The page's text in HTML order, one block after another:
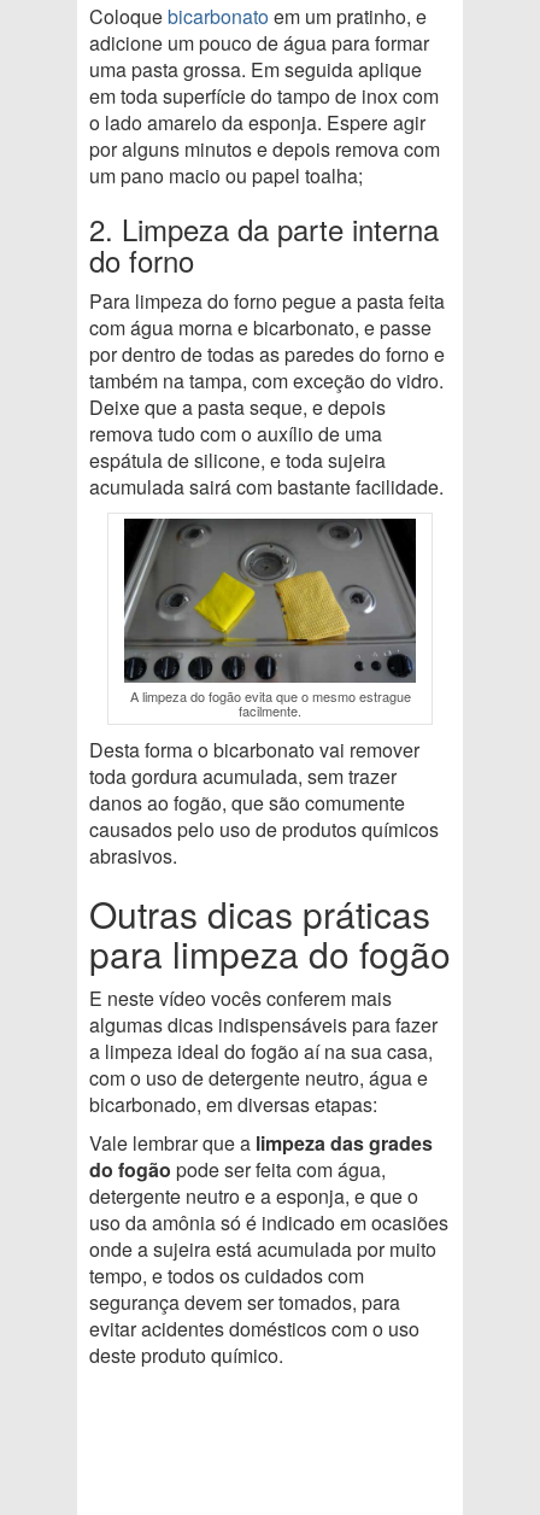
Coloquebicarbonatoem um pratinho, e
adicione um pouco de água para formar
uma pasta grossa. Em seguida aplique
em toda superfície do tampo de inox com
o lado amarelo da esponja. Espere agir
por alguns minutos e depois remova com
um pano macio ou papel toalha;
2. Limpeza da parte interna
do forno
Para limpeza do forno pegue a pasta feita
com água morna e bicarbonato, e passe
por dentro de todas as paredes do forno e
também na tampa, com exceção do vidro.
Deixe que a pasta seque, e depois
remova tudo com o auxílio de uma
espátula de silicone, e toda sujeira
acumulada sairá com bastante facilidade.
A limpeza do fogão evita que o mesmo estrague
facilmente.
Desta forma o bicarbonato vai remover
toda gordura acumulada, sem trazer
danos ao fogão, que são comumente
causados pelo uso de produtos químicos
abrasivos.
Outras dicas práticas
para limpeza do fogão
E neste vídeo vocês conferem mais
algumas dicas indispensáveis para fazer
a limpeza ideal do fogão aí na sua casa,
com o uso de detergente neutro, água e
bicarbonado, em diversas etapas:
Vale lembrar que a limpeza das grades
do fogão pode ser feita com água,
detergente neutro e a esponja, e que o
uso da amônia só é indicado em ocasiões
onde a sujeira está acumulada por muito
tempo, e todos os cuidados com
segurança devem ser tomados, para
evitar acidentes domésticos com o uso
deste produto químico.